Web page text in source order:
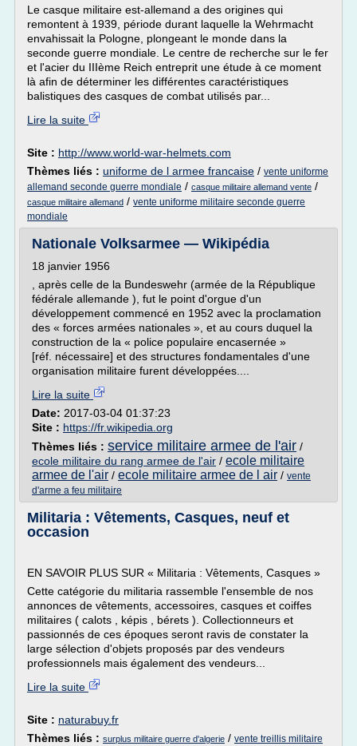
Le casque militaire est-allemand a des origines qui
remontent à 1939, période durant laquelle la Wehrmacht
envahissait la Pologne, plongeant le monde dans la
seconde guerre mondiale. Le centre de recherche sur le fer
et l'acier du IIIème Reich entreprit une étude à ce moment
là afin de déterminer les différentes caractéristiques
balistiques des casques de combat utilisés par...
Lire la suite
Site : http://www.world-war-helmets.com
Thèmes liés : uniforme de l armee francaise / vente uniforme
allemand seconde guerre mondiale / casque militaire allemand vente /
casque militaire allemand / vente uniforme militaire seconde guerre
mondiale
Nationale Volksarmee — Wikipédia
18 janvier 1956
, après celle de la Bundeswehr (armée de la République
fédérale allemande ), fut le point d'orgue d'un
développement commencé en 1952 avec la proclamation
des « forces armées nationales », et au cours duquel la
construction de la « police populaire encasernée »
[réf. nécessaire] et des structures fondamentales d'une
organisation militaire furent développées....
Lire la suite
Date: 2017-03-04 01:37:23
Site : https://fr.wikipedia.org
Thèmes liés : service militaire armee de l'air /
ecole militaire du rang armee de l'air / ecole militaire
armee de l'air / ecole militaire armee de l air / vente
d'arme a feu militaire
Militaria : Vêtements, Casques, neuf et
occasion
EN SAVOIR PLUS SUR « Militaria : Vêtements, Casques »
Cette catégorie du militaria rassemble l'ensemble de nos
annonces de vêtements, accessoires, casques et coiffes
militaires ( calots , képis , bérets ). Collectionneurs et
passionnés de ces époques seront ravis de constater la
large sélection d'objets proposés par des vendeurs
professionnels mais également des vendeurs...
Lire la suite
Site : naturabuy.fr
Thèmes liés : surplus militaire guerre d'algerie / vente treillis militaire